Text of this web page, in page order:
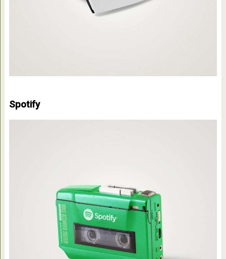
Spotify